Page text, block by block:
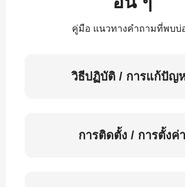
คู่มือ แนวทางคำถามที่พบบ่
วิธีปฏิบัติ / การแก้ปัญ
การติดตั้ง / การตั้งค่า